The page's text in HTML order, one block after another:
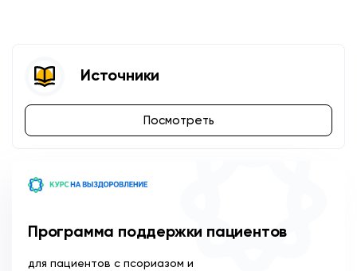
Источники
Посмотреть
Программа поддержки пациентов
для пациентов с псориазом и